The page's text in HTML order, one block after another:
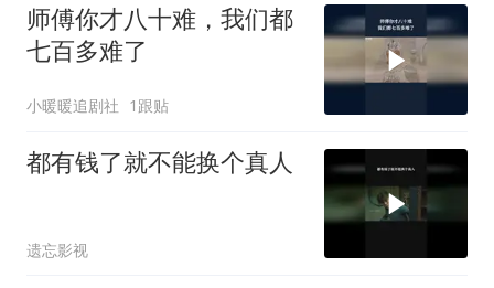
师傅你才八十难，我们都
七百多难了
小暖暖追剧社 1跟贴
都有钱了就不能换个真人
遗忘影视